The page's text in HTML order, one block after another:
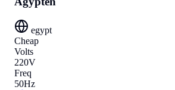
egypt
Cheap
Volts
220V
Freq
50Hz